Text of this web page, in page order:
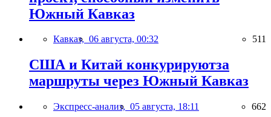
Южный Кавказ
Кавказ, 06 августа, 00:32 511
США и Китай конкурируютза
маршруты через Южный Кавказ
Экспресс-анализ, 05 августа, 18:11 662